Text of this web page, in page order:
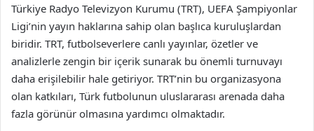
Türkiye Radyo Televizyon Kurumu (TRT), UEFA Şampiyonlar
Ligi’nin yayın haklarına sahip olan başlıca kuruluşlardan
biridir. TRT, futbolseverlere canlı yayınlar, özetler ve
analizlerle zengin bir içerik sunarak bu önemli turnuvayı
daha erişilebilir hale getiriyor. TRT’nin bu organizasyona
olan katkıları, Türk futbolunun uluslararası arenada daha
fazla görünür olmasına yardımcı olmaktadır.